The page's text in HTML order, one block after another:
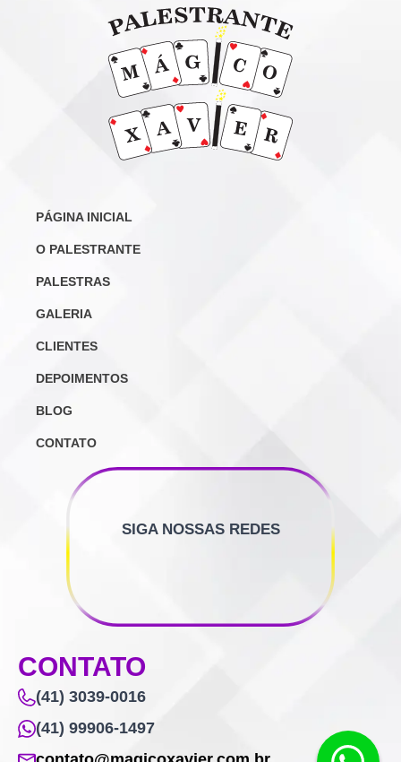
PÁGINA INICIAL
O PALESTRANTE
PALESTRAS
GALERIA
CLIENTES
DEPOIMENTOS
BLOG
CONTATO
SIGA NOSSAS REDES
CONTATO
(41) 3039-0016
(41) 99906-1497